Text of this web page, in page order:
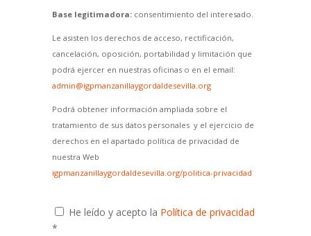
Base legitimadora:consentimiento del interesado.
Le asisten los derechos de acceso, rectificación,
cancelación, oposición, portabilidad y limitación que
podrá ejercer en nuestras oficinas o en el email:
admin@igpmanzanillaygordaldesevilla.org
Podrá obtener información ampliada sobre el
tratamiento de sus datos personales y el ejercicio de
derechos en el apartado política de privacidad de
nuestra Web
igpmanzanillaygordaldesevilla.org/politica-privacidad
He leído y acepto la Política de privacidad
*